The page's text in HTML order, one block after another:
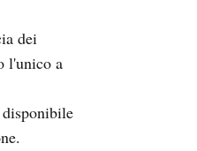
dei
l'unico a